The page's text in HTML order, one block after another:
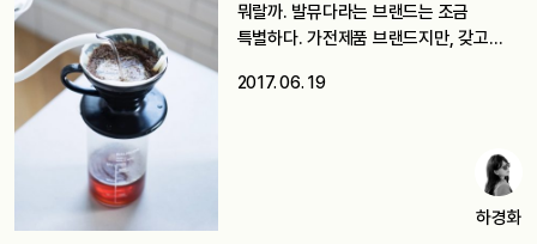
뭐랄까. 발뮤다라는 브랜드는 조금
특별하다. 가전제품 브랜드지만, 갖고
2017. 06. 19
하경화